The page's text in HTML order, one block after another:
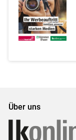
Über uns